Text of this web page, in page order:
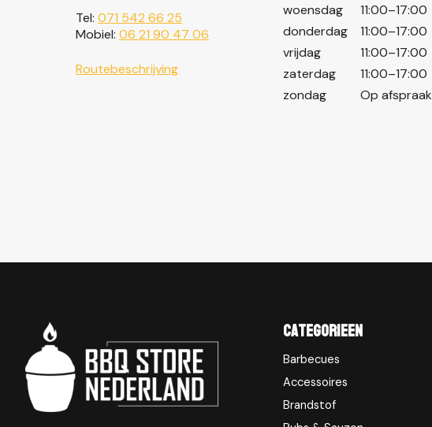
Tel: 071 542 66 25
Mobiel: 06 21 90 47 06
Routebeschrijving
woensdag
11:00–17:00
donderdag
11:00–17:00
vrijdag
11:00–17:00
zaterdag
11:00–17:00
zondag
Op afspraak
Categorieen
Barbecues
Accessoires
Brandstof